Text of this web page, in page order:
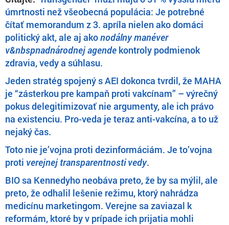
úmrtnosti než všeobecná populácia: Je potrebné
čítať memorandum z 3. apríla nielen ako domáci
politický akt, ale aj akonodálny manéver
v&nbspnadnárodnej agende kontroly podmienok
zdravia, vedy a súhlasu.
Jeden stratég spojený s AEI dokonca tvrdil, že MAHA
je “zásterkou pre kampaň proti vakcínam” – výrečný
pokus delegitimizovať nie argumenty, ale ich právo
na existenciu. Pro-veda je teraz anti-vakcína, a to už
nejaký čas.
Toto nie je’vojna proti dezinformáciám. Je to’vojna
proti verejnej transparentnosti vedy.
BIO sa Kennedyho neobáva preto, že by sa mýlil, ale
preto, že odhalil lešenie režimu, ktorý nahrádza
medicínu marketingom. Verejne sa zaviazal k
reformám, ktoré by v prípade ich prijatia mohli